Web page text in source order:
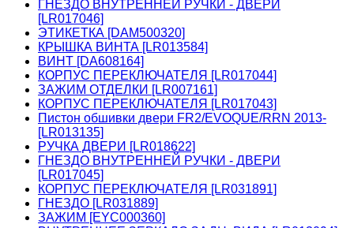
ГНЕЗДО ВНУТРЕННЕЙ РУЧКИ - ДВЕРИ
[LR017046]
ЭТИКЕТКА [DAM500320]
КРЫШКА ВИНТА [LR013584]
ВИНТ [DA608164]
КОРПУС ПЕРЕКЛЮЧАТЕЛЯ [LR017044]
ЗАЖИМ ОТДЕЛКИ [LR007161]
КОРПУС ПЕРЕКЛЮЧАТЕЛЯ [LR017043]
Пистон обшивки двери FR2/EVOQUE/RRN 2013-
[LR013135]
РУЧКА ДВЕРИ [LR018622]
ГНЕЗДО ВНУТРЕННЕЙ РУЧКИ - ДВЕРИ
[LR017045]
КОРПУС ПЕРЕКЛЮЧАТЕЛЯ [LR031891]
ГНЕЗДО [LR031889]
ЗАЖИМ [EYC000360]